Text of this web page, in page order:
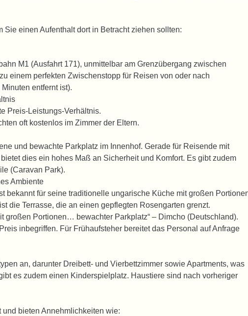
Sie einen Aufenthalt dort in Betracht ziehen sollten:
M1 (Ausfahrt 171), unmittelbar am Grenzübergang zwischen
einem perfekten Zwischenstopp für Reisen von oder nach
entfernt ist).
Preis-Leistungs-Verhältnis.
oft kostenlos im Zimmer der Eltern.
und bewachte Parkplatz im Innenhof. Gerade für Reisende mit
dies ein hohes Maß an Sicherheit und Komfort. Es gibt zudem
(Caravan Park).
Ambiente
bekannt für seine traditionelle ungarische Küche mit großen
die Terrasse, die an einen gepflegten Rosengarten grenzt.
großen Portionen… bewachter Parkplatz“ – Dimcho (Deutschland).
inbegriffen. Für Frühaufsteher bereitet das Personal auf Anfrage
an, darunter Dreibett- und Vierbettzimmer sowie Apartments, was
es zudem einen Kinderspielplatz. Haustiere sind nach vorheriger
bieten Annehmlichkeiten wie: